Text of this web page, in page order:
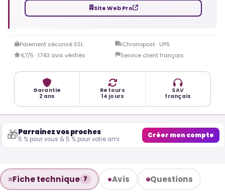
Site Web Pro
Paiement sécurisé SSL
Chronopost · UPS
4,7/5 · 1743 avis vérifiés
Service client français
Garantie
2 ans
Retours
14 jours
SAV
français
🎁Parrainez vos proches
5 % pour vous & 5 % pour votre ami Créer mon compte
Fiche technique 7 Avis Questions